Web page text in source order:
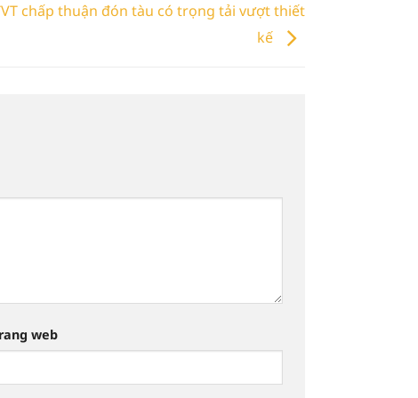
chấp thuận đón tàu có trọng tải vượt thiết
kế
web